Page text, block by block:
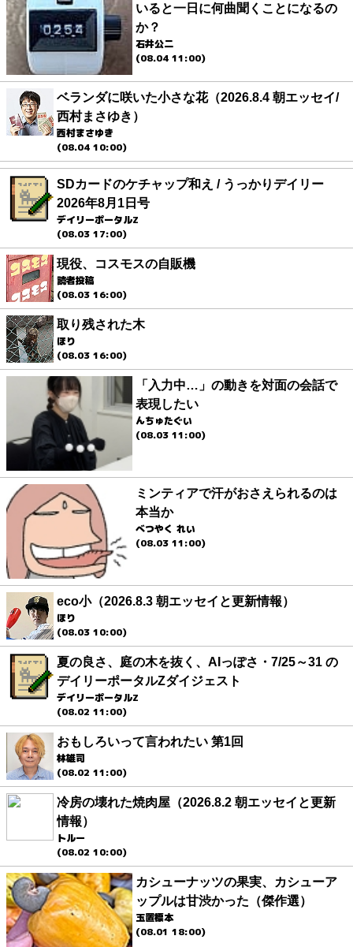
いると一日に何曲聞くことになるの
か？
石井公二
(08.04 11:00)
ベランダに咲いた小さな花（2026.8.4 朝エッセイ/
西村まさゆき）
西村まさゆき
(08.04 10:00)
SDカードのケチャップ和え / うっかりデイリー
2026年8月1日号
デイリーポータルZ
(08.03 17:00)
現役、コスモスの自販機
読者投稿
(08.03 16:00)
取り残された木
ほり
(08.03 16:00)
「入力中…」の動きを対面の会話で
表現したい
んちゅたぐい
(08.03 11:00)
ミンティアで汗がおさえられるのは
本当か
べつやく れい
(08.03 11:00)
eco小（2026.8.3 朝エッセイと更新情報）
ほり
(08.03 10:00)
夏の良さ、庭の木を抜く、AIっぽさ・7/25～31 の
デイリーポータルZダイジェスト
デイリーポータルZ
(08.02 11:00)
おもしろいって言われたい 第1回
林雄司
(08.02 11:00)
冷房の壊れた焼肉屋（2026.8.2 朝エッセイと更新
情報）
トルー
(08.02 10:00)
カシューナッツの果実、カシューア
ップルは甘渋かった（傑作選）
玉置標本
(08.01 18:00)